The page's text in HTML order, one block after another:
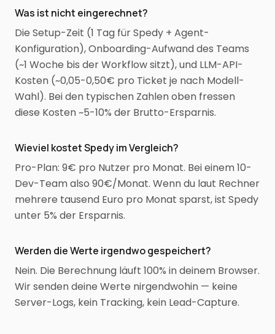
Was ist nicht eingerechnet?
Die Setup-Zeit (1 Tag für Spedy + Agent-
Konfiguration), Onboarding-Aufwand des Teams
(~1 Woche bis der Workflow sitzt), und LLM-API-
Kosten (~0,05-0,50€ pro Ticket je nach Modell-
Wahl). Bei den typischen Zahlen oben fressen
diese Kosten ~5-10% der Brutto-Ersparnis.
Wieviel kostet Spedy im Vergleich?
Pro-Plan: 9€ pro Nutzer pro Monat. Bei einem 10-
Dev-Team also 90€/Monat. Wenn du laut Rechner
mehrere tausend Euro pro Monat sparst, ist Spedy
unter 5% der Ersparnis.
Werden die Werte irgendwo gespeichert?
Nein. Die Berechnung läuft 100% in deinem Browser.
Wir senden deine Werte nirgendwohin — keine
Server-Logs, kein Tracking, kein Lead-Capture.